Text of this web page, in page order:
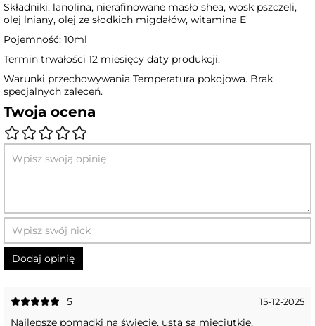
Składniki: lanolina, nierafinowane masło shea, wosk pszczeli,
olej lniany, olej ze słodkich migdałów, witamina E
Pojemność: 10ml
Termin trwałości 12 miesięcy daty produkcji.
Warunki przechowywania Temperatura pokojowa. Brak
specjalnych zaleceń.
Twoja ocena
5 15-12-2025
Najlepsze pomadki na świecie, usta są mięciutkie,